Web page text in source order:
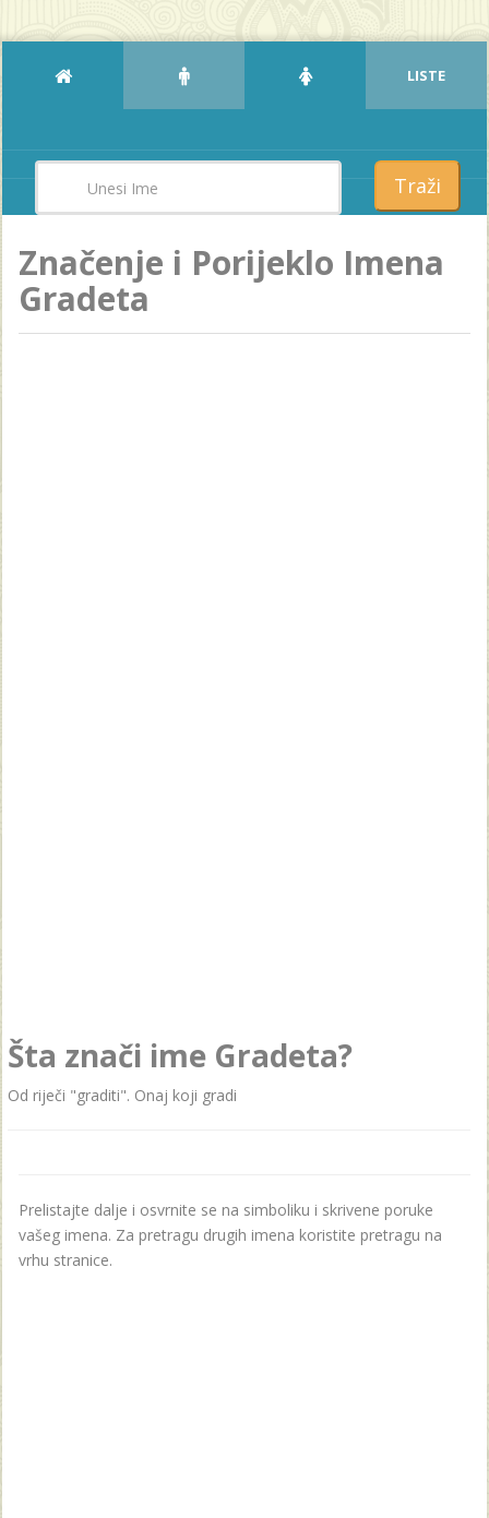
LISTE
Traži
Značenje i Porijeklo Imena
Gradeta
Šta znači ime Gradeta?
Od riječi "graditi". Onaj koji gradi
Prelistajte dalje i osvrnite se na simboliku i skrivene poruke
vašeg imena. Za pretragu drugih imena koristite pretragu na
vrhu stranice.